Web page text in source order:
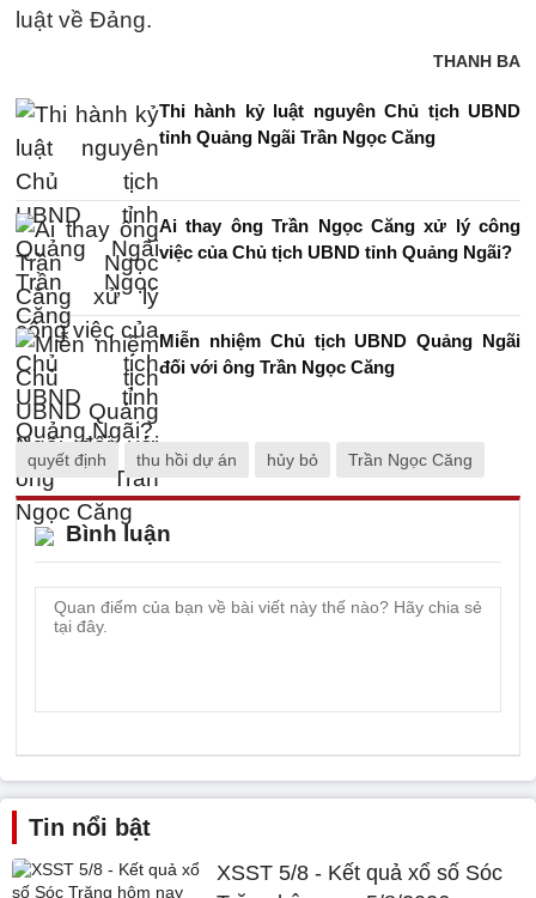
luật về Đảng.
THANH BA
Thi hành kỷ luật nguyên Chủ tịch UBND
tỉnh Quảng Ngãi Trần Ngọc Căng
Ai thay ông Trần Ngọc Căng xử lý công
việc của Chủ tịch UBND tỉnh Quảng Ngãi?
Miễn nhiệm Chủ tịch UBND Quảng Ngãi
đối với ông Trần Ngọc Căng
quyết định thu hồi dự án hủy bỏ Trần Ngọc Căng
Bình luận
Tin nổi bật
XSST 5/8 - Kết quả xổ số Sóc